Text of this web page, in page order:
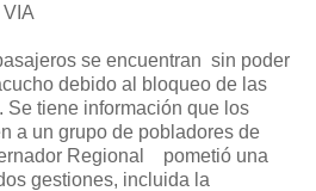
se encuentran sin poder
debido al bloqueo de las
Se tiene información que los
a un grupo de pobladores de
Regional pometió una
gestiones, incluida la